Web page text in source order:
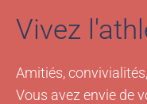
Vivez
Amitiés,
Vous avez envie de